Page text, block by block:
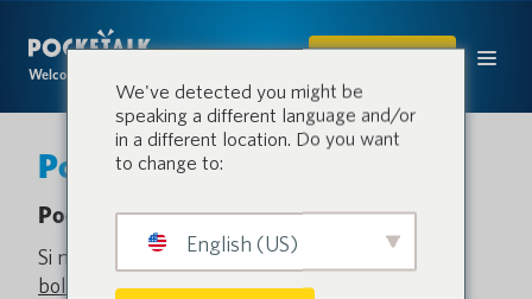
Welcome to the conversation.
COMPRAR
Política de Devolución
Pocketalk Return Policy
Si no está satisfecho con su compra en
bolsilloalk.comdel dispositivo de traducción
We've detected you might be
speaking a different language and/or
in a different location. Do you want
to change to:
English (US)